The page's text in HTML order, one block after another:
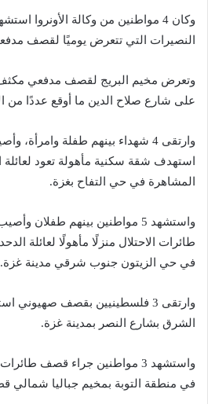
وكان 4 مواطنين من وكالة
النصيرات التي تتعرض يوميًا لقصف
وتعرض مخيم البريج لقصف مدفعي
على شارع صلاح الدين ما أوقع عددًا من
وارتقى 4 شهداء بينهم طفلة
استهدف شقة سكنية مأهولة تعود
المشاهرة في حي التفاح بغزة.
واستشهد 5 مواطنين بينهم
طائرات الاحتلال منزلًا مأهولًا لعائلة
في حي الزيتون جنوب شرقي مدينة غزة.
وارتقى 3 فلسطينيين بقصف
الشرق بشارع النصر بمدينة غزة.
واستشهد 3 مواطنين جراء قصف
في منطقة التوبة بمخيم جباليا شمالي